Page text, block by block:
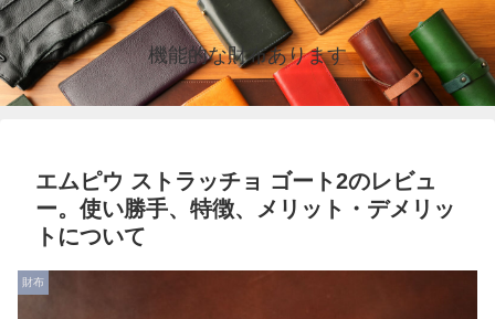
機能的な財布あります
エムピウ ストラッチョ ゴート2のレビュ
ー。使い勝手、特徴、メリット・デメリッ
トについて
財布